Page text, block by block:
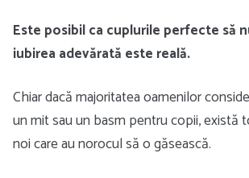
Este posibil ca cuplurile perfecte să
iubirea adevărată este reală.
Chiar dacă majoritatea oamenilor
un mit sau un basm pentru copii, există
noi care au norocul să o găsească.